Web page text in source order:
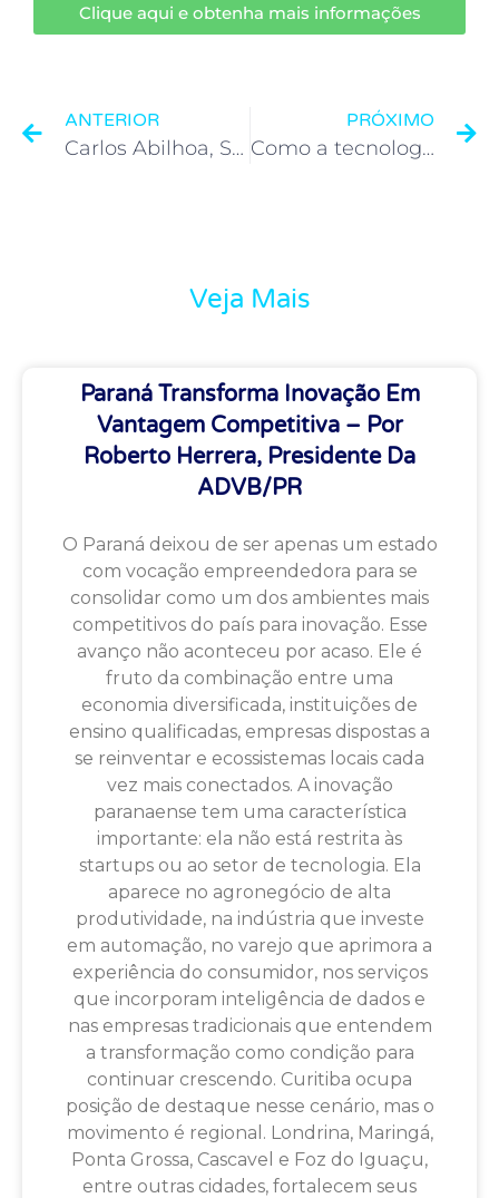
Clique aqui e obtenha mais informações
ANTERIOR
Carlos Abilhoa, Sandro Wuicik e Helio Rotenberg são as personalidades do ano de 2022
PRÓXIMO
Como a tecnologia da informação impacta as estratégias de marketing é tema do primeiro Estrela ADVB/PR de 2023
Veja Mais
Paraná Transforma Inovação Em
Vantagem Competitiva – Por
Roberto Herrera, Presidente Da
ADVB/PR
O Paraná deixou de ser apenas um estado
com vocação empreendedora para se
consolidar como um dos ambientes mais
competitivos do país para inovação. Esse
avanço não aconteceu por acaso. Ele é
fruto da combinação entre uma
economia diversificada, instituições de
ensino qualificadas, empresas dispostas a
se reinventar e ecossistemas locais cada
vez mais conectados. A inovação
paranaense tem uma característica
importante: ela não está restrita às
startups ou ao setor de tecnologia. Ela
aparece no agronegócio de alta
produtividade, na indústria que investe
em automação, no varejo que aprimora a
experiência do consumidor, nos serviços
que incorporam inteligência de dados e
nas empresas tradicionais que entendem
a transformação como condição para
continuar crescendo. Curitiba ocupa
posição de destaque nesse cenário, mas o
movimento é regional. Londrina, Maringá,
Ponta Grossa, Cascavel e Foz do Iguaçu,
entre outras cidades, fortalecem seus